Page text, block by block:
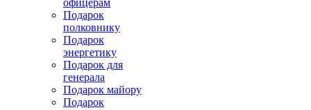
офицерам
Подарок
полковнику
Подарок
энергетику
Подарок для
генерала
Подарок майору
Подарок